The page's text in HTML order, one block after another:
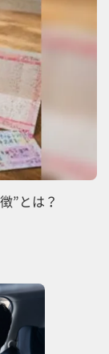
”とは？